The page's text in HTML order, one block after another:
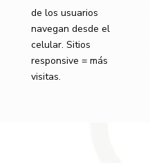
de los usuarios
navegan desde el
celular. Sitios
responsive = más
visitas.